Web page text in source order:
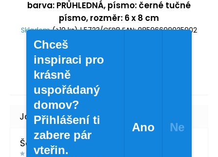
barva: PRŮHLEDNÁ, písmo: černé tučné
písmo, rozměr: 6 x 8 cm
Skladem(>10 ks)| 5723/CER8EAN: 08596699025902
23,97 Kč bez DPH
Šárka Švábová
Chceš
inspiraci pro
krásně
uspořádaný
domov?
Přihlášení ti
zabere pár
vteřin.
Ano Ne